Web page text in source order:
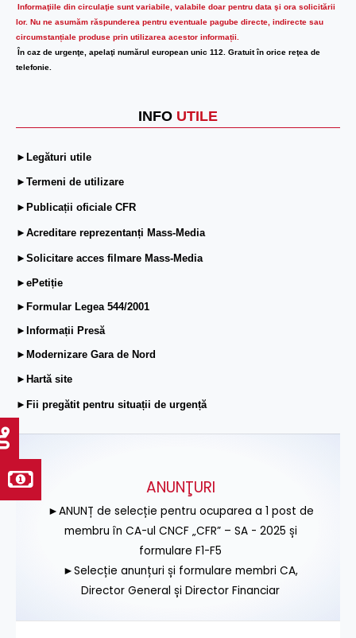
Informaţiile din circulaţie sunt variabile, valabile doar pentru data şi ora solicitării
lor. Nu ne asumăm răspunderea pentru eventuale pagube directe, indirecte sau
circumstanțiale produse prin utilizarea acestor informații.
În caz de urgenţe, apelaţi numărul european unic 112. Gratuit în orice reţea de
telefonie.
INFO UTILE
►Legături utile
►Termeni de utilizare
►Publicații oficiale CFR
►Acreditare reprezentanți Mass-Media
►Solicitare acces filmare Mass-Media
►ePetiție
►Formular Legea 544/2001
►Informații Presă
►Modernizare Gara de Nord
►Hartă site
►Fii pregătit pentru situații de urgență
ANUNŢURI
►ANUNȚ de selecție pentru ocuparea a 1 post de
membru în CA-ul CNCF „CFR” – SA - 2025 și
formulare F1-F5
►Selecție anunțuri și formulare membri CA,
Director General și Director Financiar